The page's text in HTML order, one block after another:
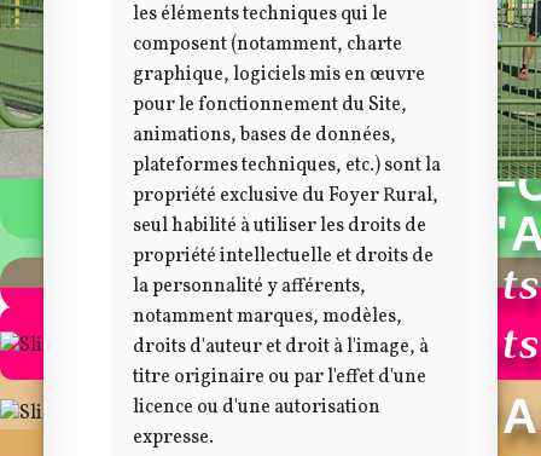
Plus de 750 Adhérents
FOYER RURAL
FOYER RURAL
Plus de 750 Adhérents
les éléments techniques qui le
composent (notamment, charte
graphique, logiciels mis en œuvre
pour le fonctionnement du Site,
animations, bases de données,
plateformes techniques, etc.) sont la
propriété exclusive du Foyer Rural,
seul habilité à utiliser les droits de
propriété intellectuelle et droits de
la personnalité y afférents,
notamment marques, modèles,
droits d'auteur et droit à l'image, à
titre originaire ou par l'effet d'une
licence ou d'une autorisation
expresse.